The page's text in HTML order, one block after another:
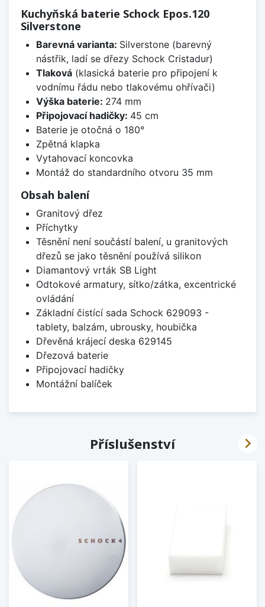
Kuchyňská baterie Schock Epos.120
Silverstone
Barevná varianta: Silverstone (barevný
nástřik, ladí se dřezy Schock Cristadur)
Tlaková(klasická baterie pro připojení k
vodnímu řádu nebo tlakovému ohřívači)
Výška baterie: 274 mm
Připojovací hadičky: 45 cm
Baterie je otočná o 180°
Zpětná klapka
Vytahovací koncovka
Montáž do standardního otvoru 35 mm
Obsah balení
Granitový dřez
Příchytky
Těsnění není součástí balení, u granitových
dřezů se jako těsnění používá silikon
Diamantový vrták SB Light
Odtokové armatury, sítko/zátka, excentrické
ovládání
Základní čistící sada Schock 629093 -
tablety, balzám, ubrousky, houbička
Dřevěná krájecí deska 629145
Dřezová baterie
Připojovací hadičky
Montážní balíček
Příslušenství 